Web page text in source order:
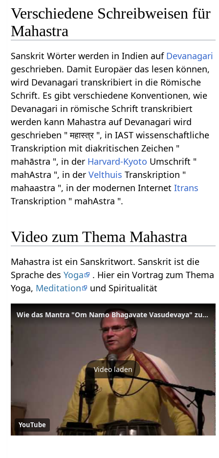
Verschiedene Schreibweisen für
Mahastra
Sanskrit Wörter werden in Indien auf Devanagari
geschrieben. Damit Europäer das lesen können,
wird Devanagari transkribiert in die Römische
Schrift. Es gibt verschiedene Konventionen, wie
Devanagari in römische Schrift transkribiert
werden kann Mahastra auf Devanagari wird
geschrieben " महास्त्र ", in IAST wissenschaftliche
Transkription mit diakritischen Zeichen "
mahāstra ", in der Harvard-Kyoto Umschrift "
mahAstra ", in derVelthuis Transkription "
mahaastra ", in der modernen InternetItrans
Transkription " mahAstra ".
Video zum Thema Mahastra
Mahastra ist ein Sanskritwort. Sanskrit ist die
Sprache desYoga
. Hier ein Vortrag zum Thema
Yoga, Meditation und Spiritualität
Wie das Mantra "Om Namo Bhagavate Vasudevaya" zur Menschheit kam
Video laden
YouTube